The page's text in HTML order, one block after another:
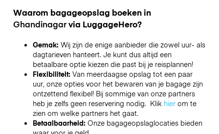
Waarom bagageopslag boeken in
Ghandinagarvia LuggageHero?
Gemak: Wij zijn de enige aanbieder die zowel uur- als
dagtarieven hanteert. Je kunt dus altijd een
betaalbare optie kiezen die past bij je reisplannen!
Flexibiliteit: Van meerdaagse opslag tot een paar
uur, onze opties voor het bewaren van je bagage zijn
ontzettend flexibel! Bij sommige van onze partners
heb je zelfs geen reservering nodig. Klik hierom te
zien om welke partners het gaat.
Betaalbaarheid: Onze bagageopslaglocaties bieden